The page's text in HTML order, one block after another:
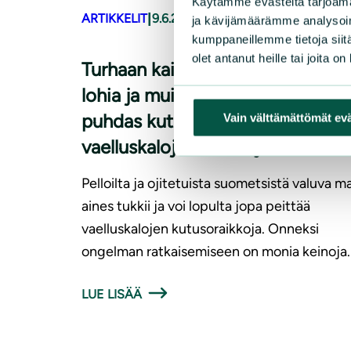
ja kävijämäärämme
kumppaneillemme tietoja
olet antanut heille tai joita
Vain välttämättömät
ARTIKKELIT| 9.6.2026
Turhaan kaivetut ojat haittaavat
lohia ja muita vaelluskaloja –
puhdas kutusoraikko on
vaelluskalojen lisääntymiselle
Pelloilta ja ojitetuista suometsistä valuva
aines tukkii ja voi lopulta jopa peittää
vaelluskalojen kutusoraikkoja. Onneksi
ongelman ratkaisemiseen on monia keinoja.
LUE LISÄÄ